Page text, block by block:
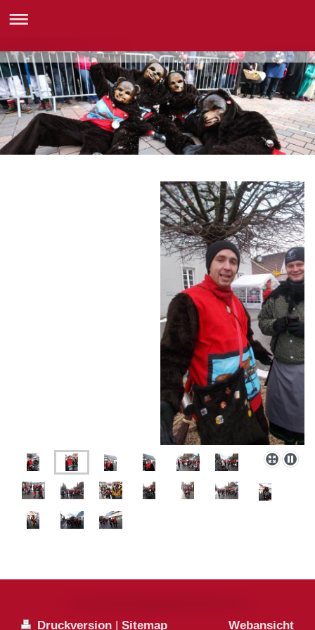
Druckversion | Sitemap Webansicht